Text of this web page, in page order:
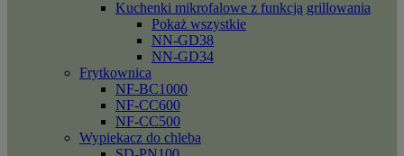
Kuchenki mikrofalowe z funkcją grillowania
Pokaż wszystkie
NN-GD38
NN-GD34
Frytkownica
NF-BC1000
NF-CC600
NF-CC500
Wypiekacz do chleba